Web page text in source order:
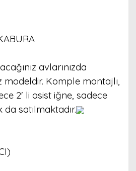
avlarınızda
Komple montajlı,
2' li asist iğne, sadece
satılmaktadır.